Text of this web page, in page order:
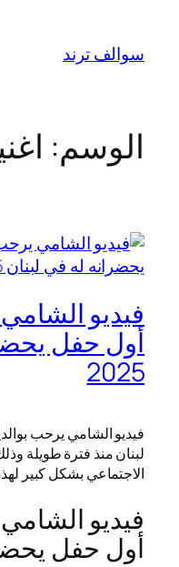
المحتوى
سوالف ترند
الوسم:
فيديو
أول حفل
2025
فيديو ‏الشامي يرحب
لبنان منذ فترة طويلة
الاجتماعي بشكل كبير
فيديو
أول حفل